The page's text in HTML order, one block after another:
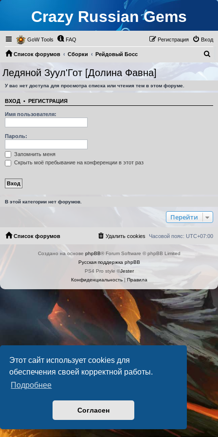
Этот сайт использует cookies для
обеспечения своей корректной работы.
Подробнее
Согласен
Crazy Russian Gems
GoW Tools FAQ Вход
Регистрация
Список форумов Сборки
Рейдовый Босс
Ледяной Зуул'Гот [Долина Фавна]
Ледяной Зуул'Гот [Долина Фавна]
У вас нет доступа для просмотра списка или чтения тем в этом форуме.
ВХОД • РЕГИСТРАЦИЯ
Имя пользователя:
Пароль:
Запомнить меня
Скрыть моё пребывание на конференции в этот раз
В этой категории нет форумов.
Перейти
Список форумов Часовой пояс: UTC+07:00
Удалить cookies
Создано на основе phpBB® Forum Software © phpBB Limited
Русская поддержка phpBB
PS4 Pro style ©Jester
Конфиденциальность| Правила